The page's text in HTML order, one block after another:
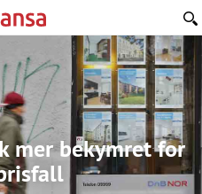
mer bekymret for